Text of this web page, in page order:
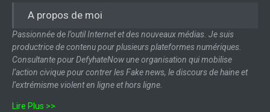
A propos de moi
Passionnée de l’outil Internet et des nouveaux médias. Je suis
productrice de contenu pour plusieurs plateformes numériques.
Consultante pour DefyhateNow une organisation qui mobilise
l’action civique pour contrer les Fake news, le discours de haine et
l’extrémisme violent en ligne et hors ligne.
Lire Plus >>